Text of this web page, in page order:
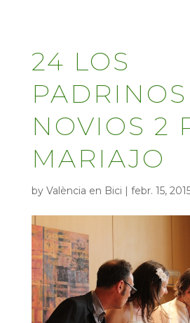
24 LOS
NOVIOS 2
MARIAJO
by València en Bici | febr. 15,